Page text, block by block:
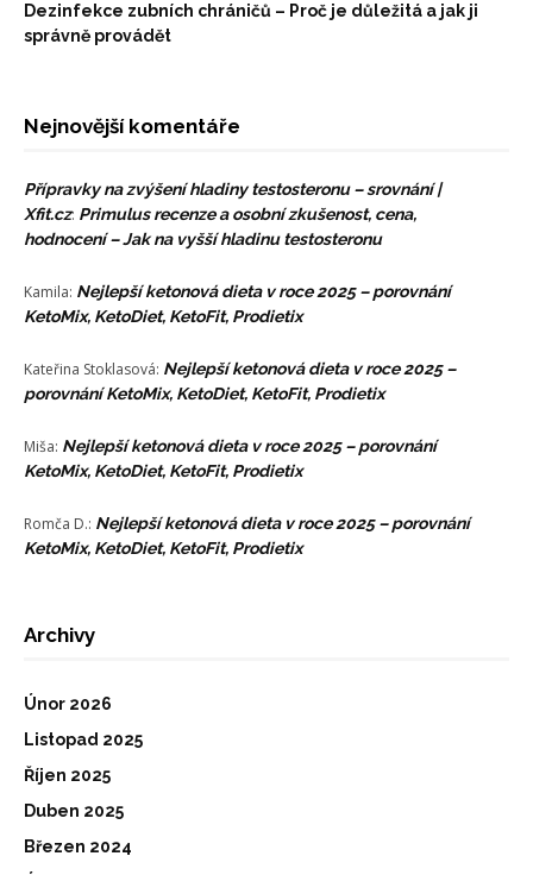
Dezinfekce zubních chráničů – Proč je důležitá a jak ji
správně provádět
Nejnovější komentáře
Přípravky na zvýšení hladiny testosteronu – srovnání |
Xfit.cz: Primulus recenze a osobní zkušenost, cena,
hodnocení – Jak na vyšší hladinu testosteronu
Kamila: Nejlepší ketonová dieta v roce 2025 – porovnání
KetoMix, KetoDiet, KetoFit, Prodietix
Kateřina Stoklasová: Nejlepší ketonová dieta v roce 2025 –
porovnání KetoMix, KetoDiet, KetoFit, Prodietix
Miša: Nejlepší ketonová dieta v roce 2025 – porovnání
KetoMix, KetoDiet, KetoFit, Prodietix
Romča D.: Nejlepší ketonová dieta v roce 2025 – porovnání
KetoMix, KetoDiet, KetoFit, Prodietix
Archivy
Únor 2026
Listopad 2025
Říjen 2025
Duben 2025
Březen 2024